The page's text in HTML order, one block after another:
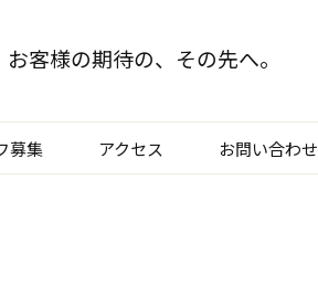
お客様の期待の、その先へ。
募集 アクセス お問い合わせ